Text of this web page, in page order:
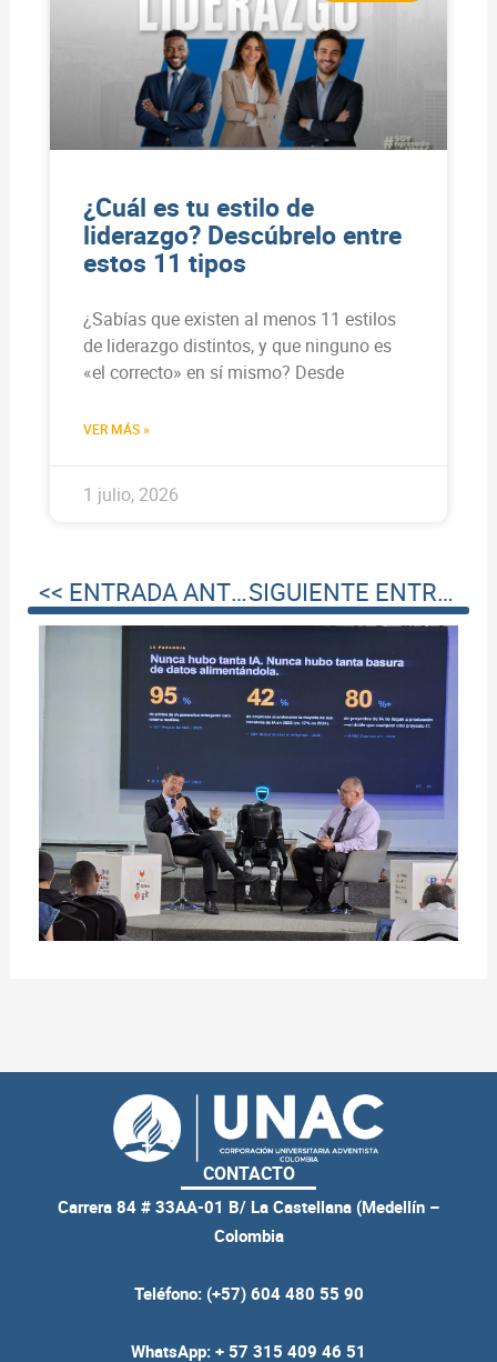
¿Cuál es tu estilo de
liderazgo? Descúbrelo entre
estos 11 tipos
¿Sabías que existen al menos 11 estilos
de liderazgo distintos, y que ninguno es
«el correcto» en sí mismo? Desde
VER MÁS »
1 julio, 2026
<< ENTRADA ANTERIOR SIGUIENTE ENTRADA >>
CONTACTO
Carrera 84 # 33AA-01 B/ La Castellana (Medellín –
Colombia
Teléfono: (+57) 604 480 55 90
WhatsApp: + 57 315 409 46 51